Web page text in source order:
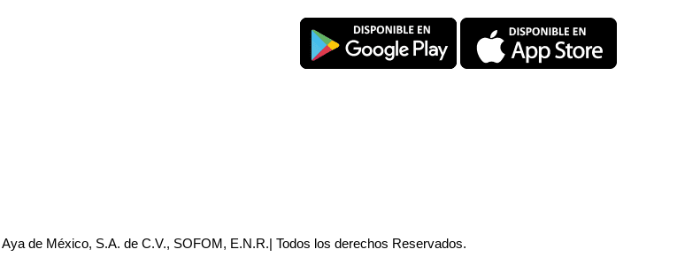
de México, S.A. de C.V., SOFOM, E.N.R.| Todos los derechos Reservados.